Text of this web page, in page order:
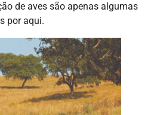
de aves são apenas algumas
por aqui.